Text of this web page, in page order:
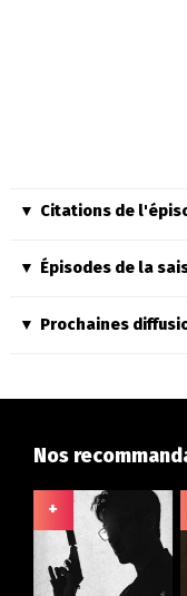
Citations de
Épisodes de la
Prochaines
Nos
+